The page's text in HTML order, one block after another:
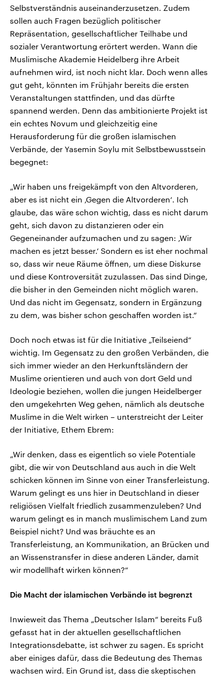
Selbstverständnis auseinanderzusetzen. Zudem
sollen auch Fragen bezüglich politischer
Repräsentation, gesellschaftlicher Teilhabe und
sozialer Verantwortung erörtert werden. Wann die
Muslimische Akademie Heidelberg ihre Arbeit
aufnehmen wird, ist noch nicht klar. Doch wenn alles
gut geht, könnten im Frühjahr bereits die ersten
Veranstaltungen stattfinden, und das dürfte
spannend werden. Denn das ambitionierte Projekt ist
ein echtes Novum und gleichzeitig eine
Herausforderung für die großen islamischen
Verbände, der Yasemin Soylu mit Selbstbewusstsein
begegnet:
„Wir haben uns freigekämpft von den Altvorderen,
aber es ist nicht ein ‚Gegen die Altvorderen‘. Ich
glaube, das wäre schon wichtig, dass es nicht darum
geht, sich davon zu distanzieren oder ein
Gegeneinander aufzumachen und zu sagen: ‚Wir
machen es jetzt besser.‘ Sondern es ist eher nochmal
so, dass wir neue Räume öffnen, um diese Diskurse
und diese Kontroversität zuzulassen. Das sind Dinge,
die bisher in den Gemeinden nicht möglich waren.
Und das nicht im Gegensatz, sondern in Ergänzung
zu dem, was bisher schon geschaffen worden ist.“
Doch noch etwas ist für die Initiative „Teilseiend“
wichtig. Im Gegensatz zu den großen Verbänden, die
sich immer wieder an den Herkunftsländern der
Muslime orientieren und auch von dort Geld und
Ideologie beziehen, wollen die jungen Heidelberger
den umgekehrten Weg gehen, nämlich als deutsche
Muslime in die Welt wirken – unterstreicht der Leiter
der Initiative, Ethem Ebrem:
„Wir denken, dass es eigentlich so viele Potentiale
gibt, die wir von Deutschland aus auch in die Welt
schicken können im Sinne von einer Transferleistung.
Warum gelingt es uns hier in Deutschland in dieser
religiösen Vielfalt friedlich zusammenzuleben? Und
warum gelingt es in manch muslimischem Land zum
Beispiel nicht? Und was bräuchte es an
Transferleistung, an Kommunikation, an Brücken und
an Wissenstransfer in diese anderen Länder, damit
wir modellhaft wirken können?“
Die Macht der islamischen Verbände ist begrenzt
Inwieweit das Thema „Deutscher Islam“ bereits Fuß
gefasst hat in der aktuellen gesellschaftlichen
Integrationsdebatte, ist schwer zu sagen. Es spricht
aber einiges dafür, dass die Bedeutung des Themas
wachsen wird. Ein Grund ist, dass die skeptischen